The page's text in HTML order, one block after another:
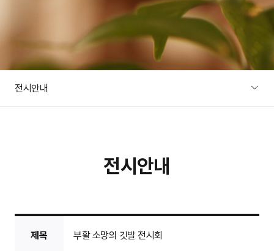
전시안내
전시안내
제목 부활 소망의 깃발 전시회